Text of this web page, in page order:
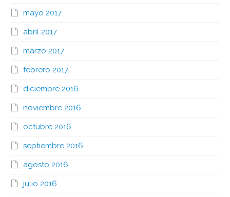
mayo 2017
abril 2017
marzo 2017
febrero 2017
diciembre 2016
noviembre 2016
octubre 2016
septiembre 2016
agosto 2016
julio 2016